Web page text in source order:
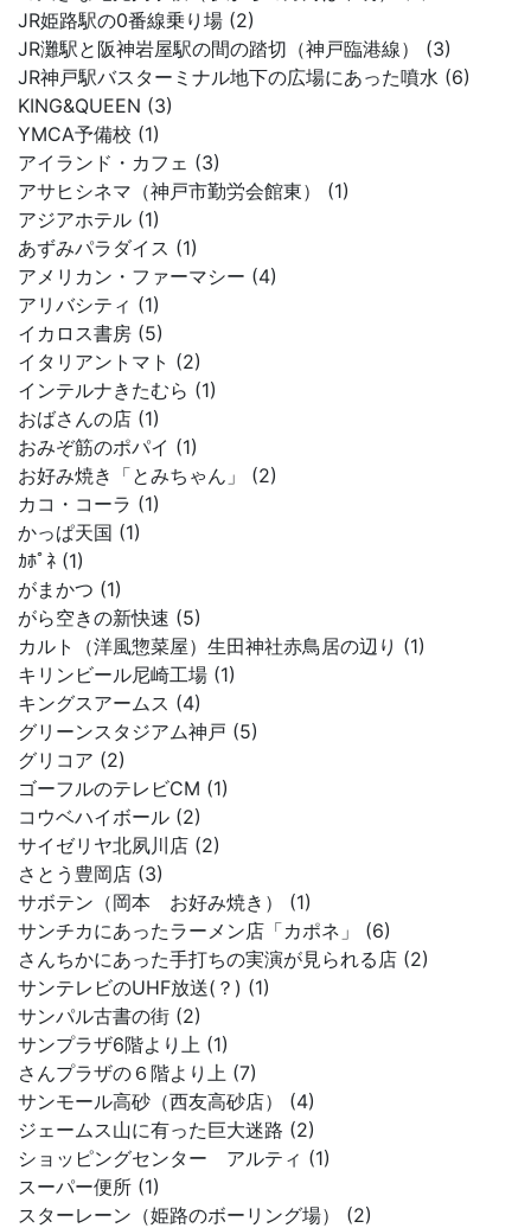
JR姫路駅の0番線乗り場 (2)
JR灘駅と阪神岩屋駅の間の踏切（神戸臨港線） (3)
JR神戸駅バスターミナル地下の広場にあった噴水 (6)
KING&QUEEN (3)
YMCA予備校 (1)
アイランド・カフェ (3)
アサヒシネマ（神戸市勤労会館東） (1)
アジアホテル (1)
あずみパラダイス (1)
アメリカン・ファーマシー (4)
アリバシティ (1)
イカロス書房 (5)
イタリアントマト (2)
インテルナきたむら (1)
おばさんの店 (1)
おみぞ筋のポパイ (1)
お好み焼き「とみちゃん」 (2)
カコ・コーラ (1)
かっぱ天国 (1)
ｶﾎﾟﾈ (1)
がまかつ (1)
がら空きの新快速 (5)
カルト（洋風惣菜屋）生田神社赤鳥居の辺り (1)
キリンビール尼崎工場 (1)
キングスアームス (4)
グリーンスタジアム神戸 (5)
グリコア (2)
ゴーフルのテレビCM (1)
コウベハイボール (2)
サイゼリヤ北夙川店 (2)
さとう豊岡店 (3)
サボテン（岡本 お好み焼き） (1)
サンチカにあったラーメン店「カポネ」 (6)
さんちかにあった手打ちの実演が見られる店 (2)
サンテレビのUHF放送(？) (1)
サンパル古書の街 (2)
サンプラザ6階より上 (1)
さんプラザの６階より上 (7)
サンモール高砂（西友高砂店） (4)
ジェームス山に有った巨大迷路 (2)
ショッピングセンター アルティ (1)
スーパー便所 (1)
スターレーン（姫路のボーリング場） (2)